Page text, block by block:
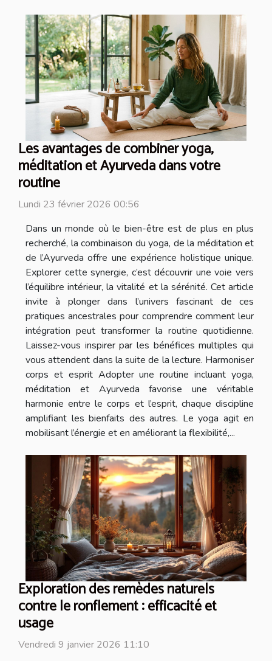
Les avantages de combiner yoga,
méditation et Ayurveda dans votre
routine
Lundi 23 février 2026 00:56
Dans un monde où le bien-être est de plus en plus
recherché, la combinaison du yoga, de la méditation et
de l’Ayurveda offre une expérience holistique unique.
Explorer cette synergie, c’est découvrir une voie vers
l’équilibre intérieur, la vitalité et la sérénité. Cet article
invite à plonger dans l’univers fascinant de ces
pratiques ancestrales pour comprendre comment leur
intégration peut transformer la routine quotidienne.
Laissez-vous inspirer par les bénéfices multiples qui
vous attendent dans la suite de la lecture. Harmoniser
corps et esprit Adopter une routine incluant yoga,
méditation et Ayurveda favorise une véritable
harmonie entre le corps et l’esprit, chaque discipline
amplifiant les bienfaits des autres. Le yoga agit en
mobilisant l’énergie et en améliorant la flexibilité,...
Exploration des remèdes naturels
contre le ronflement : efficacité et
usage
Vendredi 9 janvier 2026 11:10